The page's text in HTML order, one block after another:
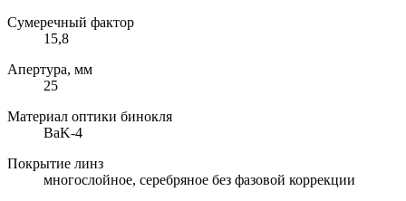
Сумеречный фактор
15,8
Апертура, мм
25
Материал оптики бинокля
BaK-4
Покрытие линз
многослойное, серебряное без фазовой коррекции